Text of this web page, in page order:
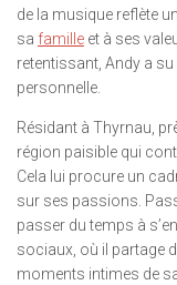
de la musique reflète
sa famille et à ses
retentissant, Andy a
personnelle.
Résidant à Thyrnau,
région paisible qui
Cela lui procure un
sur ses passions.
passer du temps à
sociaux, où il partage
moments intimes de